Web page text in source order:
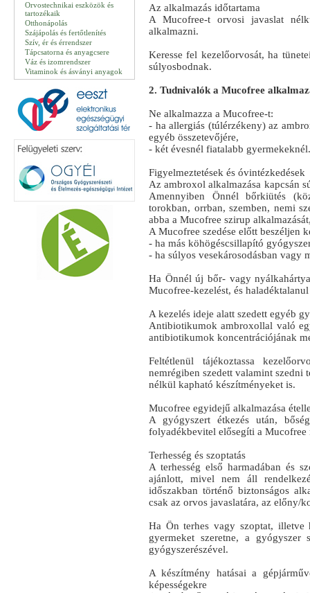
Orvostechnikai eszközök és
tartozékaik
Otthonápolás
Szájápolás és fertőtlenítés
Szív, ér és érrendszer
Tápcsatorna és anyagcsere
Váz és izomrendszer
Vitaminok és ásványi anyagok
Az alkalmazás időtartama
A Mucofree-t orvosi javaslat
alkalmazni.
Keresse fel kezelőorvosát, ha
súlyosbodnak.
2. Tudnivalók a Mucofree
Ne alkalmazza a Mucofree-t:
- ha allergiás (túlérzékeny) az
egyéb összetevőjére,
- két évesnél fiatalabb gyermekeknél.
Figyelmeztetések és óvintézkedések
Az ambroxol alkalmazása kapcsán
Amennyiben Önnél bőrkiütés
torokban, orrban, szemben, nemi
abba a Mucofree szirup
A Mucofree szedése előtt beszéljen
- ha más köhögéscsillapító
- ha súlyos vesekárosodásban vagy
Ha Önnél új bőr- vagy
Mucofree-kezelést, és
A kezelés ideje alatt szedett egyéb
Antibiotikumok ambroxollal való
antibiotikumok koncentrációjának
Feltétlenül tájékoztassa
nemrégiben szedett valamint szedni
nélkül kapható készítményeket is.
Mucofree egyidejű alkalmazása
A gyógyszert étkezés után,
folyadékbevitel elősegíti a Mucofree
Terhesség és szoptatás
A terhesség első harmadában és
ajánlott, mivel nem áll
időszakban történő biztonságos
csak az orvos javaslatára, az előny/
Ha Ön terhes vagy szoptat, illetve
gyermeket szeretne, a gyógyszer
gyógyszerészével.
A készítmény hatásai a
képességekre